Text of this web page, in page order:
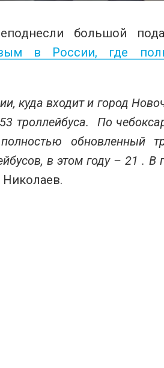
большой
в России, где
куда входит и город
троллейбуса. По
обновленный
в этом году – 21 . В
Николаев.